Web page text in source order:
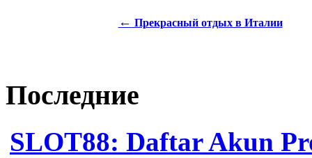
← Прекрасный отдых в Италии
Последние
SLOT88: Daftar Akun